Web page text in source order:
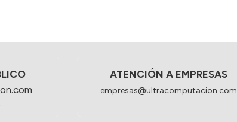
ATENCIÓN A EMPRESAS
empresas@ultracomputacion.com